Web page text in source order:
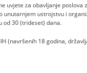
uvjete za obavljanje poslova
ustrojstvu i
od 30 (trideset) dana.
(navršenih 18 godina,